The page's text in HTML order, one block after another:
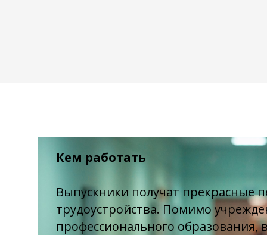
Кем работать
Выпускники получат прекрасные
трудоустройства. Помимо
профессионального образования,